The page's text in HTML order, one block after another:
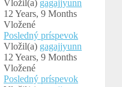
Vložil(a) gagajjyunn
12 Years, 9 Months
Vložené
Posledný príspevok
Vložil(a) gagajjyunn
12 Years, 9 Months
Vložené
Posledný príspevok